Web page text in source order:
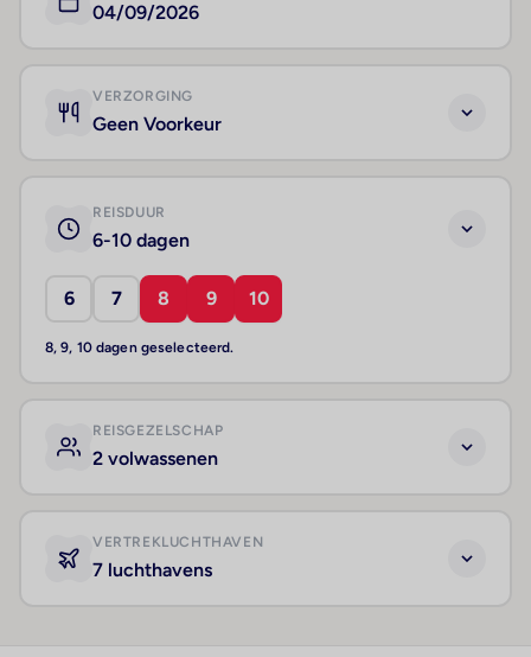
04/09/2026
VERZORGING
Geen Voorkeur
REISDUUR
6-10 dagen
6 7 8 9 10
8, 9, 10 dagen geselecteerd.
REISGEZELSCHAP
2 volwassenen
VERTREKLUCHTHAVEN
7 luchthavens